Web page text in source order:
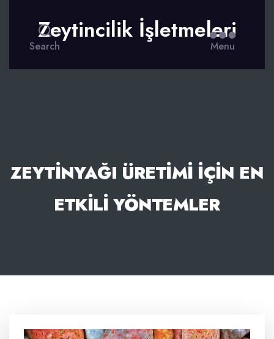
Search
Zeytincilik İşletmeleri
Menu
ZEYTINYAĞI ÜRETIMI IÇIN EN
ETKILI YÖNTEMLER